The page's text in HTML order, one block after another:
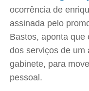
ocorrência de
assinada pelo
Bastos, aponta que
dos serviços de um
gabinete, para
pessoal.